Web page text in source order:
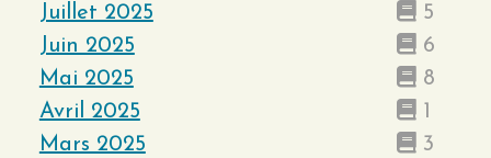
Juillet 2025
5
Juin 2025
6
Mai 2025
8
Avril 2025
1
Mars 2025
3